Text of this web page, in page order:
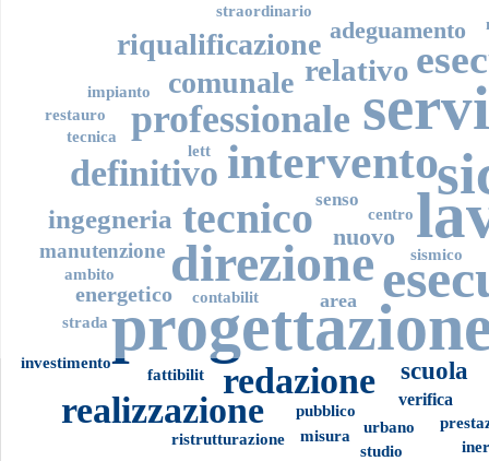
direzione
intervento
tecnico
professionale
redazione
definitivo
realizzazione
relativo
comunale
riqualificazione
ingegneria
scuola
nuovo
adeguamento
energetico
manutenzione
area
senso
verifica
impianto
centro
straordinario
tecnica
sismico
contabilit
pubblico
fattibilit
urbano
ristrutturazione misura
strada
studio
ambito
restauro
investimento
lett